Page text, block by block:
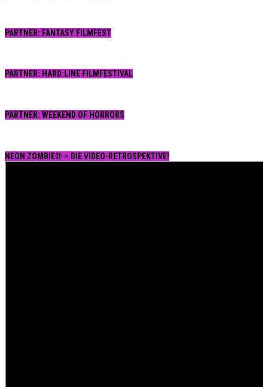
PARTNER: FANTASY FILMFEST
PARTNER: HARD:LINE FILMFESTIVAL
PARTNER: WEEKEND OF HORRORS
NEON ZOMBIE® – DIE VIDEO-RETROSPEKTIVE!